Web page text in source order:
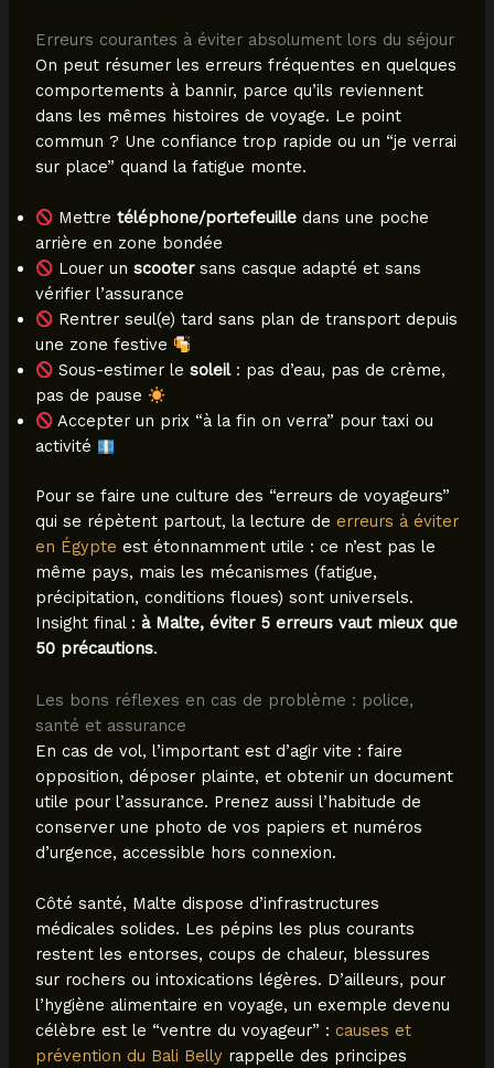
Erreurs courantes à éviter absolument lors du séjour
On peut résumer les erreurs fréquentes en quelques
comportements à bannir, parce qu’ils reviennent
dans les mêmes histoires de voyage. Le point
commun ? Une confiance trop rapide ou un “je verrai
sur place” quand la fatigue monte.
Mettretéléphone/portefeuille dans une poche
arrière en zone bondée
Louer unscootersans casque adapté et sans
vérifier l’assurance
Rentrer seul(e) tard sans plan de transport depuis
une zone festive
Sous-estimer lesoleil: pas d’eau, pas de crème,
pas de pause
Accepter un prix “à la fin on verra” pour taxi ou
activité
Pour se faire une culture des “erreurs de voyageurs”
qui se répètent partout, la lecture de erreurs à éviter
en Égypte est étonnamment utile : ce n’est pas le
même pays, mais les mécanismes (fatigue,
précipitation, conditions floues) sont universels.
Insight final : à Malte, éviter 5 erreurs vaut mieux que
50 précautions.
Les bons réflexes en cas de problème : police,
santé et assurance
En cas de vol, l’important est d’agir vite : faire
opposition, déposer plainte, et obtenir un document
utile pour l’assurance. Prenez aussi l’habitude de
conserver une photo de vos papiers et numéros
d’urgence, accessible hors connexion.
Côté santé, Malte dispose d’infrastructures
médicales solides. Les pépins les plus courants
restent les entorses, coups de chaleur, blessures
sur rochers ou intoxications légères. D’ailleurs, pour
l’hygiène alimentaire en voyage, un exemple devenu
célèbre est le “ventre du voyageur” : causes et
prévention du Bali Bellyrappelle des principes